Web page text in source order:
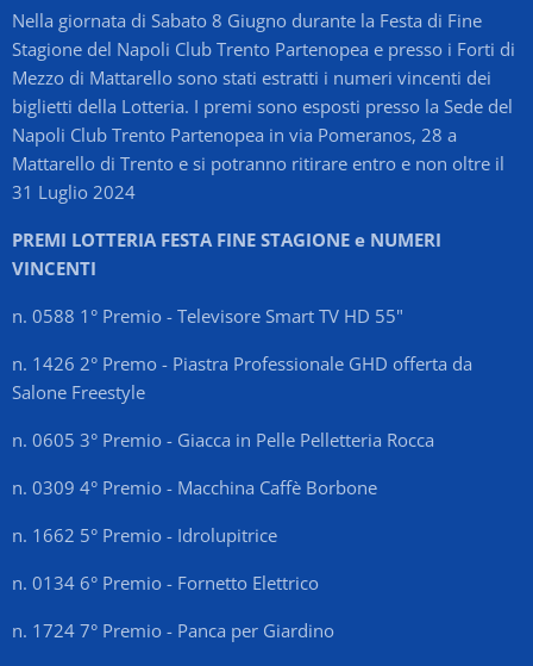
Nella giornata di Sabato 8 Giugno durante la Festa di Fine
Stagione del Napoli Club Trento Partenopea e presso i Forti di
Mezzo di Mattarello sono stati estratti i numeri vincenti dei
biglietti della Lotteria. I premi sono esposti presso la Sede del
Napoli Club Trento Partenopea in via Pomeranos, 28 a
Mattarello di Trento e si potranno ritirare entro e non oltre il
31 Luglio 2024
PREMI LOTTERIA FESTA FINE STAGIONE e NUMERI
VINCENTI
n. 0588 1° Premio - Televisore Smart TV HD 55"
n. 1426 2° Premo - Piastra Professionale GHD offerta da
Salone Freestyle
n. 0605 3° Premio - Giacca in Pelle Pelletteria Rocca
n. 0309 4° Premio - Macchina Caffè Borbone
n. 1662 5° Premio - Idrolupitrice
n. 0134 6° Premio - Fornetto Elettrico
n. 1724 7° Premio - Panca per Giardino